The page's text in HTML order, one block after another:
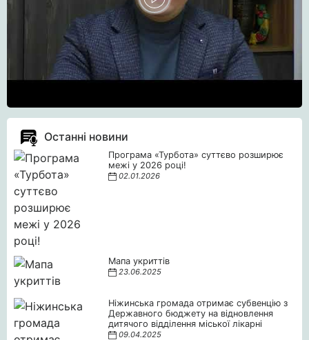
Останні новини
Програма «Турбота» суттєво розширює
межі у 2026 році!
02.01.2026
Мапа укриттів
23.06.2025
Ніжинська громада отримає субвенцію з
Державного бюджету на відновлення
дитячого відділення міської лікарні
09.04.2025